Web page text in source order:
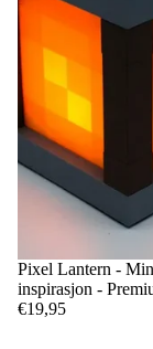
Pixel Lantern -
inspirasjon -
€19,95